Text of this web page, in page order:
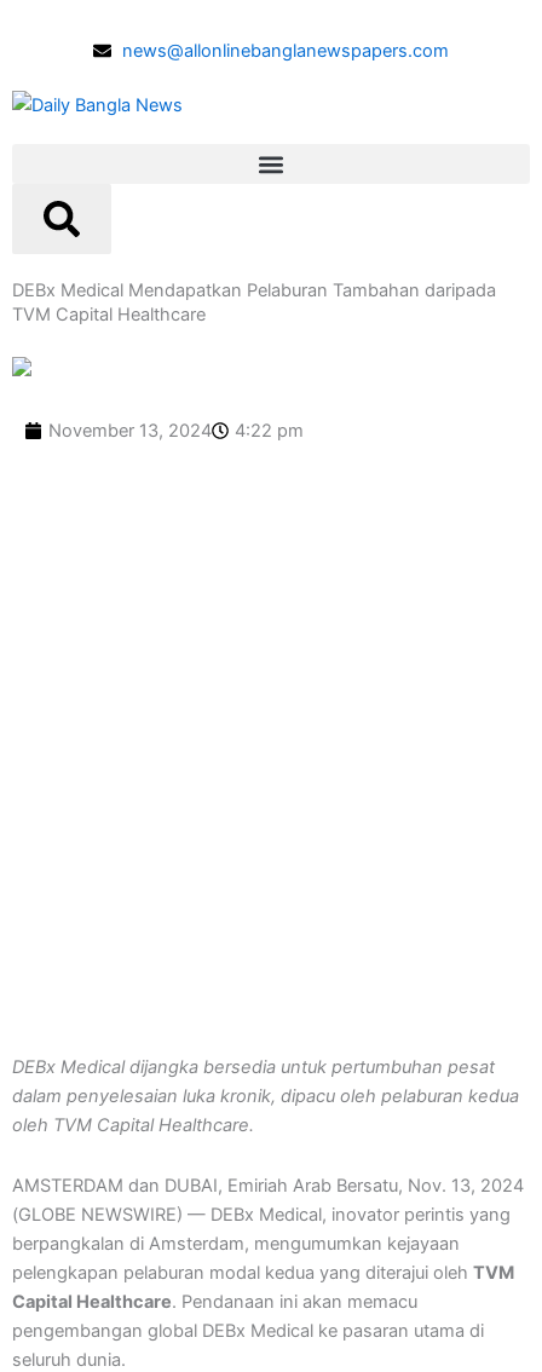
news@allonlinebanglanewspapers.com
DEBx Medical Mendapatkan Pelaburan Tambahan daripada
TVM Capital Healthcare
November 13, 2024 4:22 pm
DEBx Medical dijangka bersedia untuk pertumbuhan pesat
dalam penyelesaian luka kronik, dipacu oleh pelaburan kedua
oleh TVM Capital Healthcare.
AMSTERDAM dan DUBAI, Emiriah Arab Bersatu, Nov. 13, 2024
(GLOBE NEWSWIRE) — DEBx Medical, inovator perintis yang
berpangkalan di Amsterdam, mengumumkan kejayaan
pelengkapan pelaburan modal kedua yang diterajui oleh TVM
Capital Healthcare. Pendanaan ini akan memacu
pengembangan global DEBx Medical ke pasaran utama di
seluruh dunia.